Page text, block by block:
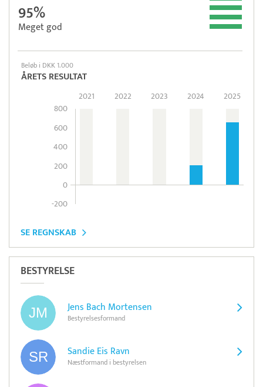
95%
Meget god
Beløb i DKK 1.000
ÅRETS RESULTAT
800
600
400
200
0
-200
2021 2022 2023 2024 2025
SE REGNSKAB
BESTYRELSE
Jens Bach Mortensen
Bestyrelsesformand
Sandie Eis Ravn
Næstformand i bestyrelsen